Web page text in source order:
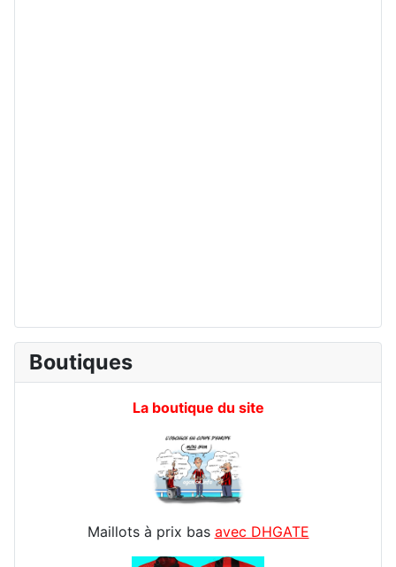
Boutiques
La boutique du site
Maillots à prix bas avec DHGATE